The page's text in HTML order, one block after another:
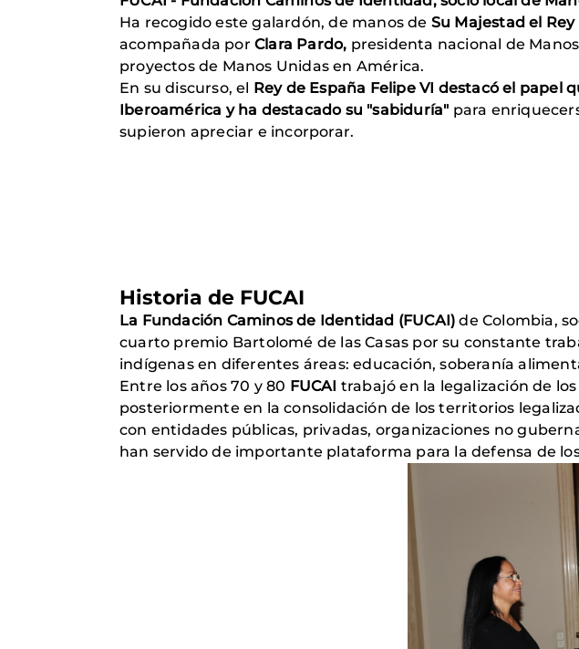
Ha recogido este galardón, de manos de Su Majestad el Rey
acompañada por Clara Pardo, presidenta nacional de
proyectos de Manos Unidas en América.
En su discurso, el Rey de España Felipe VI destacó el
Iberoamérica y ha destacado su "sabiduría" para
supieron apreciar e incorporar.
Historia de FUCAI
La Fundación Caminos de Identidad (FUCAI) de Colombia,
cuarto premio Bartolomé de las Casas por su constante
indígenas en diferentes áreas: educación, soberanía
Entre los años 70 y 80 FUCAI trabajó en la legalización de
posteriormente en la consolidación de los territorios
con entidades públicas, privadas, organizaciones no
han servido de importante plataforma para la defensa de